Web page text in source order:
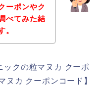
ーポンやク
べてみた結
。
ックの粒マヌカ クーポ
ヌカ クーポンコード】